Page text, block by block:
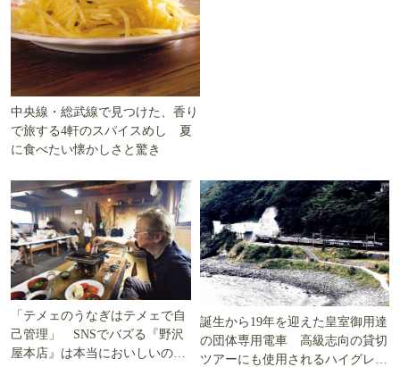
中央線・総武線で見つけた、香り
で旅する4軒のスパイスめし 夏
に食べたい懐かしさと驚き
「テメェのうなぎはテメェで自
己管理」 SNSでバズる『野沢
屋本店』は本当においしいの
誕生から19年を迎えた皇室御用達
の団体専用電車 高級志向の貸切
ツアーにも使用されるハイグレー